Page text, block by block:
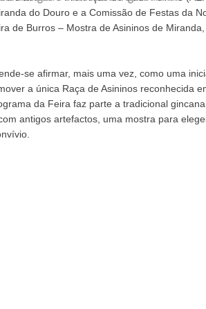
do Douro e a Comissão de Festas da
de Burros – Mostra de Asininos de
se afirmar, mais uma vez, como uma
a única Raça de Asininos reconhecida
da Feira faz parte a tradicional
antigos artefactos, uma mostra para